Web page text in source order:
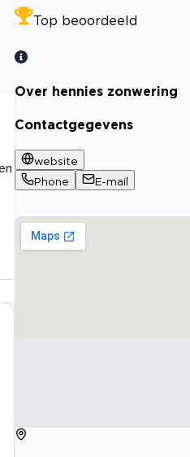
Top beoordeeld
Over hennies zonwering
Contactgegevens
website
Phone
E-mail